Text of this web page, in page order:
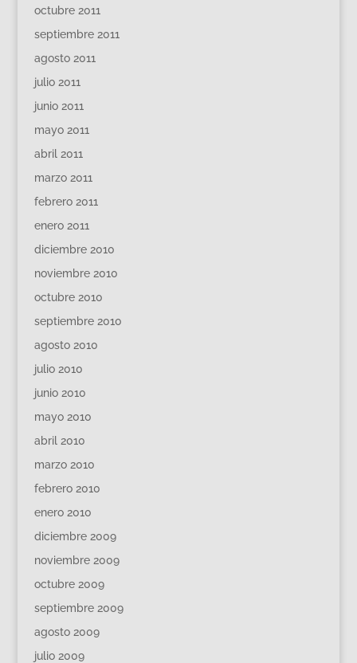
octubre 2011
septiembre 2011
agosto 2011
julio 2011
junio 2011
mayo 2011
abril 2011
marzo 2011
febrero 2011
enero 2011
diciembre 2010
noviembre 2010
octubre 2010
septiembre 2010
agosto 2010
julio 2010
junio 2010
mayo 2010
abril 2010
marzo 2010
febrero 2010
enero 2010
diciembre 2009
noviembre 2009
octubre 2009
septiembre 2009
agosto 2009
julio 2009